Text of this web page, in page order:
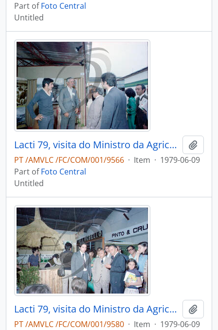
Part ofFoto Central
Untitled
Lacti 79, visita do Ministro da Agricultura e Pescas e do Governador Civil de Aveiro
PT /AMVLC /FC/COM/001/9566 · Item · 1979-06-09
Part ofFoto Central
Untitled
Lacti 79, visita do Ministro da Agricultura e Pescas e do Governador Civil de Aveiro
PT /AMVLC /FC/COM/001/9580 · Item · 1979-06-09